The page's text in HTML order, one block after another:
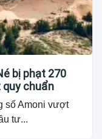
bị phạt 270
chuẩn
số Amoni vượt
tư...